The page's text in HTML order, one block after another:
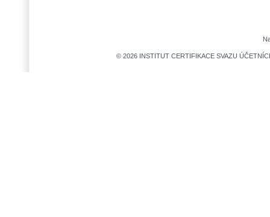
© 2026 INSTITUT CERTIFIKACE SVAZU